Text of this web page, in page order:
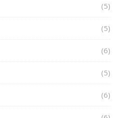
(5)
(5)
(6)
(5)
(6)